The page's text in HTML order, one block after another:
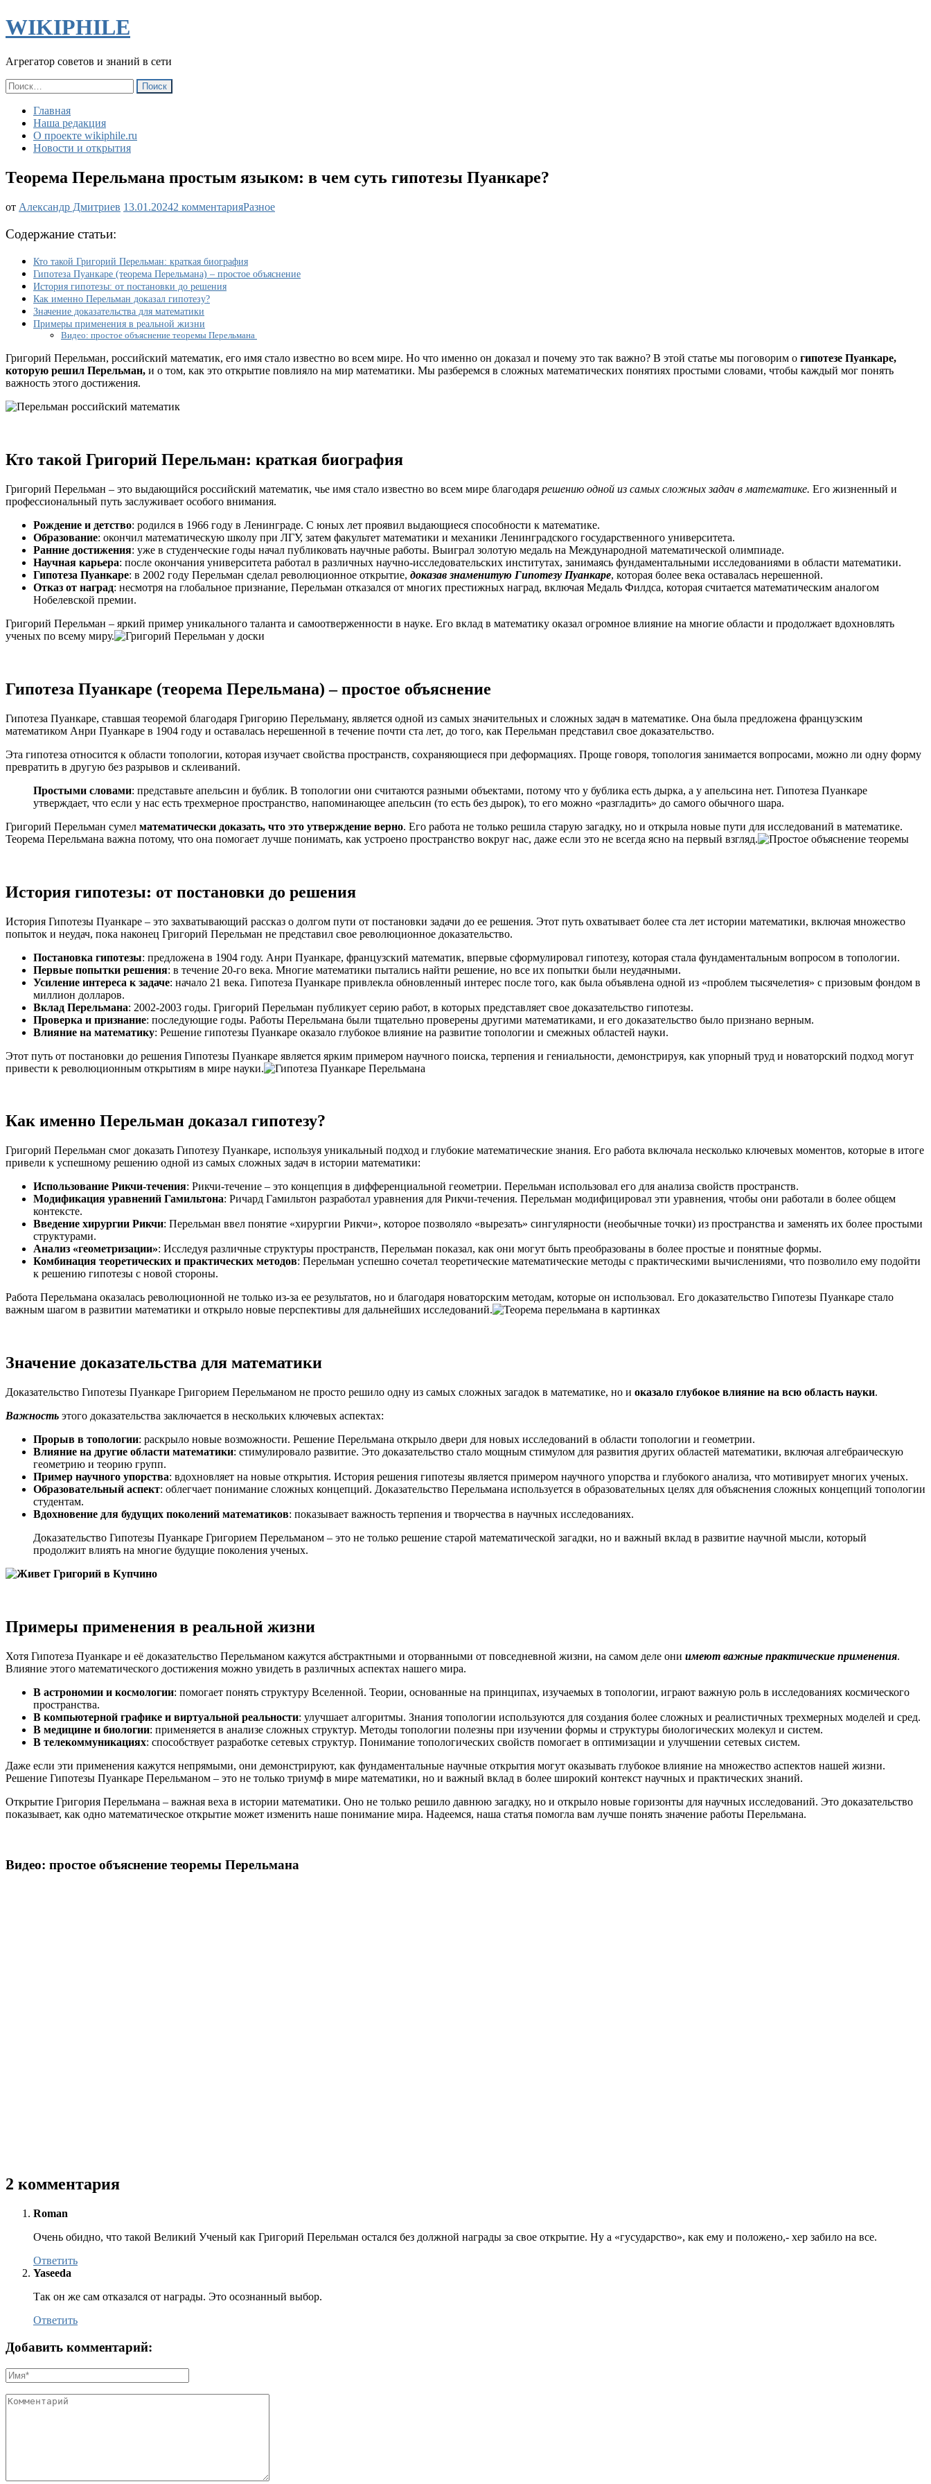
WIKIPHILE
Агрегатор советов и знаний в сети
Найти:
Главная
Наша редакция
О проекте wikiphile.ru
Новости и открытия
Теорема Перельмана простым языком: в чем суть гипотезы Пуанкаре?
от Александр Дмитриев 13.01.20242 комментарияк
языком:
в
Разное
Содержание статьи:
Кто такой Григорий Перельман: краткая биография
Гипотеза Пуанкаре (теорема Перельмана) – простое объяснение
История гипотезы: от постановки до решения
Как именно Перельман доказал гипотезу?
Значение доказательства для математики
Примеры применения в реальной жизни
Видео: простое объяснение теоремы Перельмана
Григорий Перельман, российский математик, его имя стало известно во всем мире. Но что именно он доказал и почему это так важно? В этой статье мы поговорим о гипотезе Пуанкаре,
которую решил Перельман, и о том, как это открытие повлияло на мир математики. Мы разберемся в сложных математических понятиях простыми словами, чтобы каждый мог понять
важность этого достижения.
Кто такой Григорий Перельман: краткая биография
Григорий Перельман – это выдающийся российский математик, чье имя стало известно во всем мире благодаря решению одной из самых сложных задач в математике. Его жизненный и
профессиональный путь заслуживает особого внимания.
Рождение и детство: родился в 1966 году в Ленинграде. С юных лет проявил выдающиеся способности к математике.
Образование: окончил математическую школу при ЛГУ, затем факультет математики и механики Ленинградского государственного университета.
Ранние достижения: уже в студенческие годы начал публиковать научные работы. Выиграл золотую медаль на Международной математической олимпиаде.
Научная карьера: после окончания университета работал в различных научно-исследовательских институтах, занимаясь фундаментальными исследованиями в области математики.
Гипотеза Пуанкаре: в 2002 году Перельман сделал революционное открытие, доказав знаменитую Гипотезу Пуанкаре, которая более века оставалась нерешенной.
Отказ от наград: несмотря на глобальное признание, Перельман отказался от многих престижных наград, включая Медаль Филдса, которая считается математическим аналогом
Нобелевской премии.
Григорий Перельман – яркий пример уникального таланта и самоотверженности в науке. Его вклад в математику оказал огромное влияние на многие области и продолжает вдохновлять
ученых по всему миру.
Гипотеза Пуанкаре (теорема Перельмана) – простое объяснение
Гипотеза Пуанкаре, ставшая теоремой благодаря Григорию Перельману, является одной из самых значительных и сложных задач в математике. Она была предложена французским
математиком Анри Пуанкаре в 1904 году и оставалась нерешенной в течение почти ста лет, до того, как Перельман представил свое доказательство.
Эта гипотеза относится к области топологии, которая изучает свойства пространств, сохраняющиеся при деформациях. Проще говоря, топология занимается вопросами, можно ли одну форму
превратить в другую без разрывов и склеиваний.
Простыми словами: представьте апельсин и бублик. В топологии они считаются разными объектами, потому что у бублика есть дырка, а у апельсина нет. Гипотеза Пуанкаре
утверждает, что если у нас есть трехмерное пространство, напоминающее апельсин (то есть без дырок), то его можно «разгладить» до самого обычного шара.
Григорий Перельман сумел математически доказать, что это утверждение верно. Его работа не только решила старую загадку, но и открыла новые пути для исследований в математике.
Теорема Перельмана важна потому, что она помогает лучше понимать, как устроено пространство вокруг нас, даже если это не всегда ясно на первый взгляд.
История гипотезы: от постановки до решения
История Гипотезы Пуанкаре – это захватывающий рассказ о долгом пути от постановки задачи до ее решения. Этот путь охватывает более ста лет истории математики, включая множество
попыток и неудач, пока наконец Григорий Перельман не представил свое революционное доказательство.
Постановка гипотезы: предложена в 1904 году. Анри Пуанкаре, французский математик, впервые сформулировал гипотезу, которая стала фундаментальным вопросом в топологии.
Первые попытки решения: в течение 20-го века. Многие математики пытались найти решение, но все их попытки были неудачными.
Усиление интереса к задаче: начало 21 века. Гипотеза Пуанкаре привлекла обновленный интерес после того, как была объявлена одной из «проблем тысячелетия» с призовым фондом в
миллион долларов.
Вклад Перельмана: 2002-2003 годы. Григорий Перельман публикует серию работ, в которых представляет свое доказательство гипотезы.
Проверка и признание: последующие годы. Работы Перельмана были тщательно проверены другими математиками, и его доказательство было признано верным.
Влияние на математику: Решение гипотезы Пуанкаре оказало глубокое влияние на развитие топологии и смежных областей науки.
Этот путь от постановки до решения Гипотезы Пуанкаре является ярким примером научного поиска, терпения и гениальности, демонстрируя, как упорный труд и новаторский подход могут
привести к революционным открытиям в мире науки.
Как именно Перельман доказал гипотезу?
Григорий Перельман смог доказать Гипотезу Пуанкаре, используя уникальный подход и глубокие математические знания. Его работа включала несколько ключевых моментов, которые в итоге
привели к успешному решению одной из самых сложных задач в истории математики:
Использование Рикчи-течения: Рикчи-течение – это концепция в дифференциальной геометрии. Перельман использовал его для анализа свойств пространств.
Модификация уравнений Гамильтона: Ричард Гамильтон разработал уравнения для Рикчи-течения. Перельман модифицировал эти уравнения, чтобы они работали в более общем
контексте.
Введение хирургии Рикчи: Перельман ввел понятие «хирургии Рикчи», которое позволяло «вырезать» сингулярности (необычные точки) из пространства и заменять их более простыми
структурами.
Анализ «геометризации»: Исследуя различные структуры пространств, Перельман показал, как они могут быть преобразованы в более простые и понятные формы.
Комбинация теоретических и практических методов: Перельман успешно сочетал теоретические математические методы с практическими вычислениями, что позволило ему подойти
к решению гипотезы с новой стороны.
Работа Перельмана оказалась революционной не только из-за ее результатов, но и благодаря новаторским методам, которые он использовал. Его доказательство Гипотезы Пуанкаре стало
важным шагом в развитии математики и открыло новые перспективы для дальнейших исследований.
Значение доказательства для математики
Доказательство Гипотезы Пуанкаре Григорием Перельманом не просто решило одну из самых сложных загадок в математике, но и оказало глубокое влияние на всю область науки.
Важность этого доказательства заключается в нескольких ключевых аспектах:
Прорыв в топологии: раскрыло новые возможности. Решение Перельмана открыло двери для новых исследований в области топологии и геометрии.
Влияние на другие области математики: стимулировало развитие. Это доказательство стало мощным стимулом для развития других областей математики, включая алгебраическую
геометрию и теорию групп.
Пример научного упорства: вдохновляет на новые открытия. История решения гипотезы является примером научного упорства и глубокого анализа, что мотивирует многих ученых.
Образовательный аспект: облегчает понимание сложных концепций. Доказательство Перельмана используется в образовательных целях для объяснения сложных концепций топологии
студентам.
Вдохновение для будущих поколений математиков: показывает важность терпения и творчества в научных исследованиях.
Доказательство Гипотезы Пуанкаре Григорием Перельманом – это не только решение старой математической загадки, но и важный вклад в развитие научной мысли, который
продолжит влиять на многие будущие поколения ученых.
Примеры применения в реальной жизни
Хотя Гипотеза Пуанкаре и её доказательство Перельманом кажутся абстрактными и оторванными от повседневной жизни, на самом деле они имеют важные практические применения.
Влияние этого математического достижения можно увидеть в различных аспектах нашего мира.
В астрономии и космологии: помогает понять структуру Вселенной. Теории, основанные на принципах, изучаемых в топологии, играют важную роль в исследованиях космического
пространства.
В компьютерной графике и виртуальной реальности: улучшает алгоритмы. Знания топологии используются для создания более сложных и реалистичных трехмерных моделей и сред.
В медицине и биологии: применяется в анализе сложных структур. Методы топологии полезны при изучении формы и структуры биологических молекул и систем.
В телекоммуникациях: способствует разработке сетевых структур. Понимание топологических свойств помогает в оптимизации и улучшении сетевых систем.
Даже если эти применения кажутся непрямыми, они демонстрируют, как фундаментальные научные открытия могут оказывать глубокое влияние на множество аспектов нашей жизни.
Решение Гипотезы Пуанкаре Перельманом – это не только триумф в мире математики, но и важный вклад в более широкий контекст научных и практических знаний.
Открытие Григория Перельмана – важная веха в истории математики. Оно не только решило давнюю загадку, но и открыло новые горизонты для научных исследований. Это доказательство
показывает, как одно математическое открытие может изменить наше понимание мира. Надеемся, наша статья помогла вам лучше понять значение работы Перельмана.
Видео: простое объяснение теоремы Перельмана
2 комментария
Roman
Очень обидно, что такой Великий Ученый как Григорий Перельман остался без должной награды за свое открытие. Ну а «гусударство», как ему и положено,- хер забило на все.
Ответить
Yaseeda
Так он же сам отказался от награды. Это осознанный выбор.
Ответить
Добавить комментарий: